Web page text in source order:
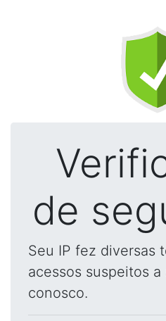
de
Seu IP fez diversas
acessos suspeitos
conosco.